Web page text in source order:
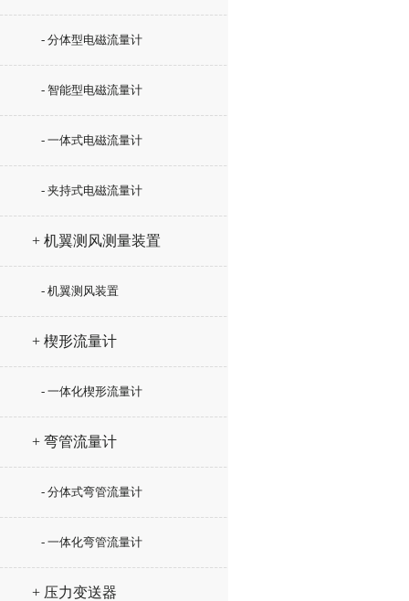
- 分体型电磁流量计
- 智能型电磁流量计
- 一体式电磁流量计
- 夹持式电磁流量计
+ 机翼测风测量装置
- 机翼测风装置
+ 楔形流量计
- 一体化楔形流量计
+ 弯管流量计
- 分体式弯管流量计
- 一体化弯管流量计
+ 压力变送器